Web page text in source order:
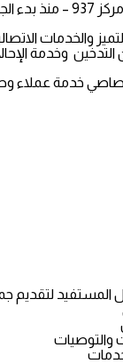
الأسبوع.
وخدمة
المستفيد لتقديم
والتوصيات